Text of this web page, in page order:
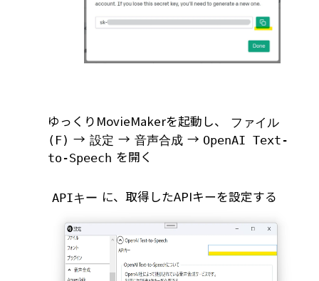
ゆっくりMovieMakerを起動し、
ファイル
(F) → 設定 → 音声合成 → OpenAI Text-
to-Speech を開く
APIキー に、取得したAPIキーを設定する